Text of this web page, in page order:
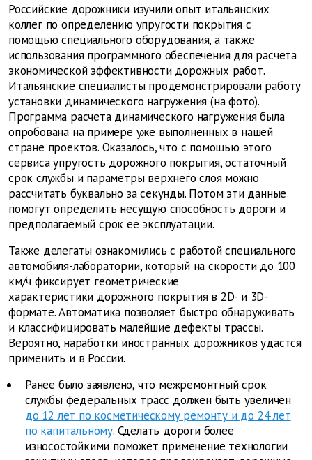
Российские дорожники изучили опыт итальянских
коллег по определению упругости покрытия с
помощью специального оборудования, а также
использования программного обеспечения для расчета
экономической эффективности дорожных работ.
Итальянские специалисты продемонстрировали работу
установки динамического нагружения (на фото).
Программа расчета динамического нагружения была
опробована на примере уже выполненных в нашей
стране проектов. Оказалось, что с помощью этого
сервиса упругость дорожного покрытия, остаточный
срок службы и параметры верхнего слоя можно
рассчитать буквально за секунды. Потом эти данные
помогут определить несущую способность дороги и
предполагаемый срок ее эксплуатации.
Также делегаты ознакомились с работой специального
автомобиля-лаборатории, который на скорости до 100
км/ч фиксирует геометрические
характеристики дорожного покрытия в 2D- и 3D-
формате. Автоматика позволяет быстро обнаруживать
и классифицировать малейшие дефекты трассы.
Вероятно, наработки иностранных дорожников удастся
применить и в России.
Ранее было заявлено, что межремонтный срок
службы федеральных трасс должен быть увеличен
до 12 лет по косметическому ремонту и до 24 лет
по капитальному. Сделать дороги более
износостойкими поможет применение технологии